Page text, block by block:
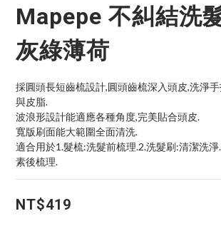
Mapepe 不糾結洗
灰綠薄荷
採圓頭長短齒梳設計,圓頭齒梳深入頭皮,洗淨
與皮脂.
波浪形設計能適應各種角度,完美貼合頭皮.
寬版刷面能大範圍全面清洗.
適合用於1.髮梳:洗髮前梳理.2.洗髮刷:清潔洗
素後梳理.
NT$419